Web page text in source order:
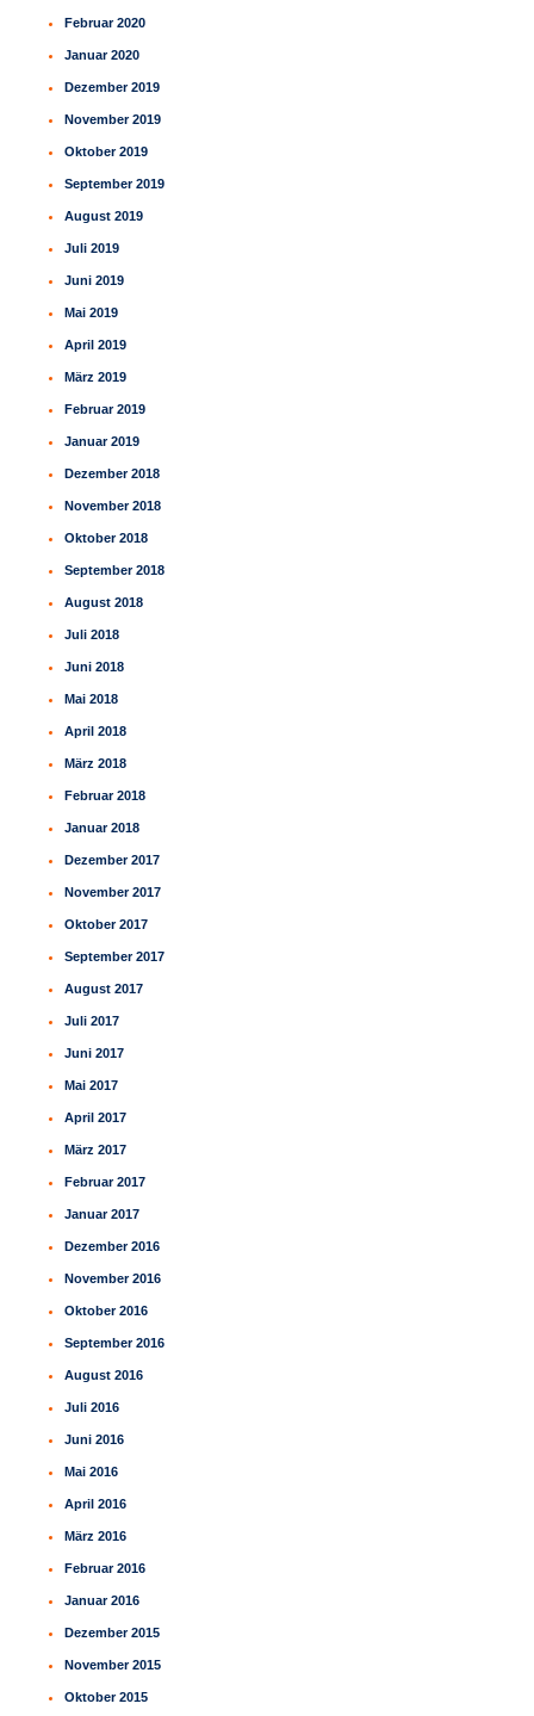
Februar 2020
Januar 2020
Dezember 2019
November 2019
Oktober 2019
September 2019
August 2019
Juli 2019
Juni 2019
Mai 2019
April 2019
März 2019
Februar 2019
Januar 2019
Dezember 2018
November 2018
Oktober 2018
September 2018
August 2018
Juli 2018
Juni 2018
Mai 2018
April 2018
März 2018
Februar 2018
Januar 2018
Dezember 2017
November 2017
Oktober 2017
September 2017
August 2017
Juli 2017
Juni 2017
Mai 2017
April 2017
März 2017
Februar 2017
Januar 2017
Dezember 2016
November 2016
Oktober 2016
September 2016
August 2016
Juli 2016
Juni 2016
Mai 2016
April 2016
März 2016
Februar 2016
Januar 2016
Dezember 2015
November 2015
Oktober 2015